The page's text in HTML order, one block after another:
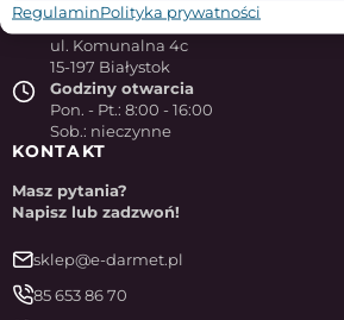
sp. z o. o.
ul. Komunalna 4c
15-197 Białystok
Godziny otwarcia
Pon. - Pt.: 8:00 - 16:00
Sob.: nieczynne
KONTAKT
Masz pytania?
Napisz lub zadzwoń!
sklep@e-darmet.pl
85 653 86 70
RegulaminPolityka prywatności